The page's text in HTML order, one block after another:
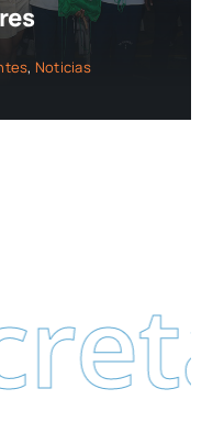
, Noticias